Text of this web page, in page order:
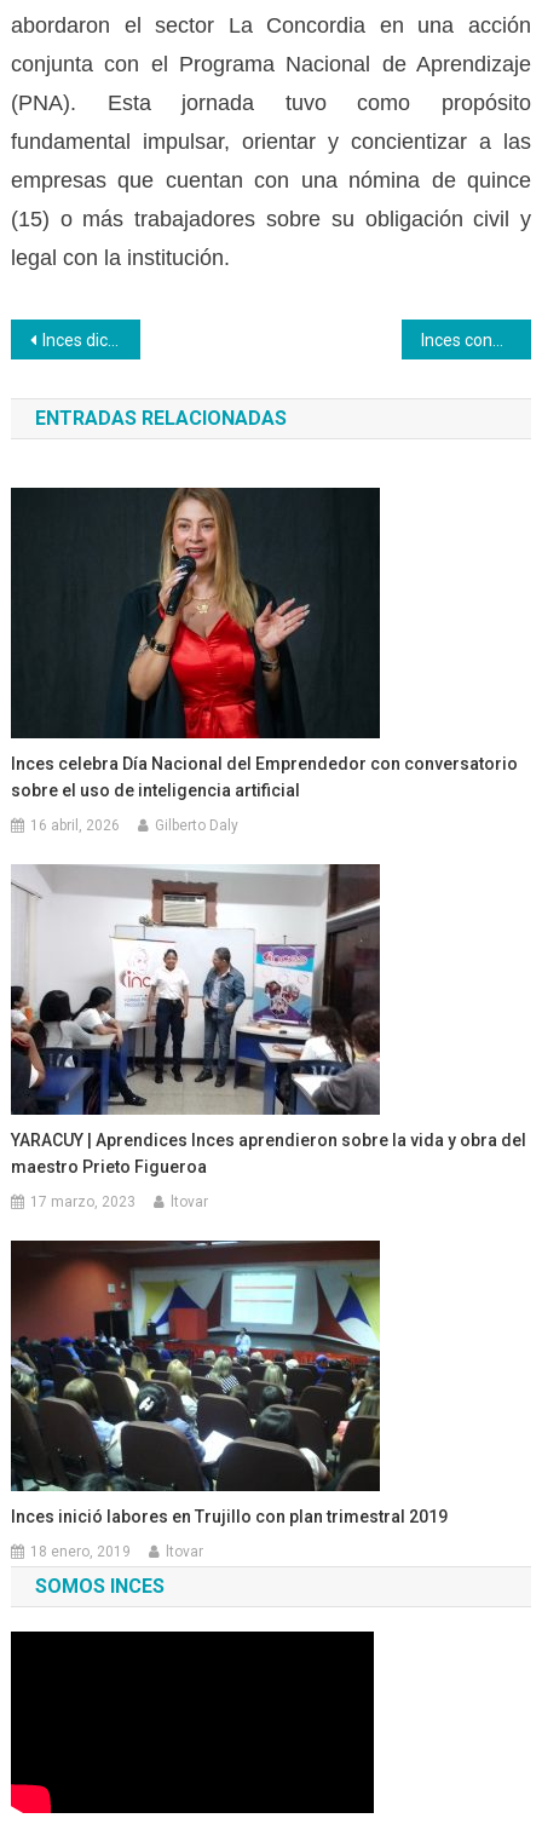
abordaron el sector La Concordia en una acción
conjunta con el Programa Nacional de Aprendizaje
(PNA). Esta jornada tuvo como propósito
fundamental impulsar, orientar y concientizar a las
empresas que cuentan con una nómina de quince
(15) o más trabajadores sobre su obligación civil y
legal con la institución.
Navegación
de
entradas
Inces dictó charla nacional sobre gestión de mantenimiento
ENTRADAS RELACIONADAS
Inces celebra Día Nacional del Emprendedor con conversatorio
sobre el uso de inteligencia artificial
16 abril, 2026 Gilberto Daly
YARACUY | Aprendices Inces aprendieron sobre la vida y obra del
maestro Prieto Figueroa
17 marzo, 2023 ltovar
Inces inició labores en Trujillo con plan trimestral 2019
18 enero, 2019 ltovar
SOMOS INCES